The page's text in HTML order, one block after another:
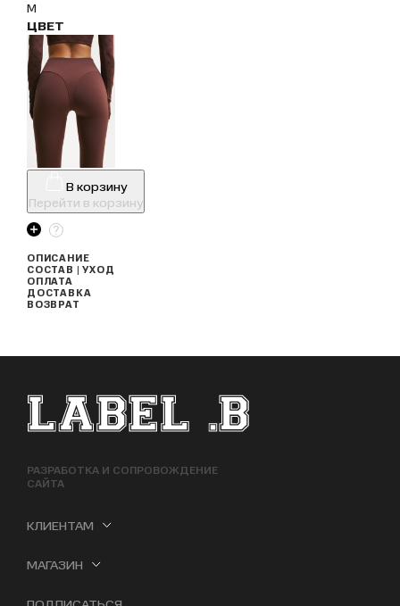
M
ЦВЕТ
В корзину
Перейти в корзину
ОПИСАНИЕ
СОСТАВ | УХОД
ОПЛАТА
ДОСТАВКА
ВОЗВРАТ
ФУТЕР САЙТА
РАЗРАБОТКА И СОПРОВОЖДЕНИЕ
САЙТА
КЛИЕНТАМ
МАГАЗИН